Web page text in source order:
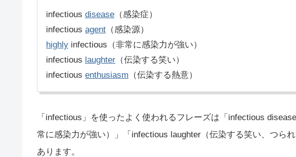
infectious disease （感染症）
infectious agent （感染源）
highly infectious（非常に感染力が強い）
infectious laughter （伝染する笑い）
infectious enthusiasm （伝染する熱意）
「infectious」を使ったよく使われるフレーズは「infectious
常に感染力が強い）」「infectious laughter（伝染する笑い、つら
あります。